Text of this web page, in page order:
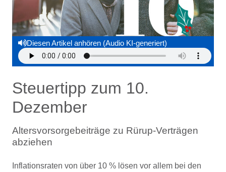
Diesen Artikel anhören (Audio KI-generiert)
Steuertipp zum 10.
Dezember
Altersvorsorgebeiträge zu Rürup-Verträgen
abziehen
Inflationsraten von über 10 % lösen vor allem bei den